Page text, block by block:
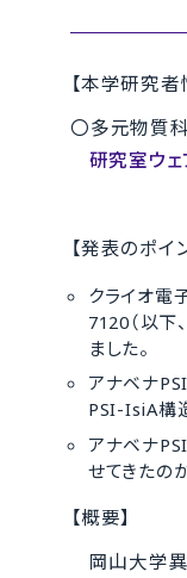
【本学研究者
〇多元物質
研究室ウェ
【発表のポイ
クライオ電
7120（以下
ました。
アナベナ
PSI-IsiA構
アナベナ
せてきたの
【概要】
岡山大学